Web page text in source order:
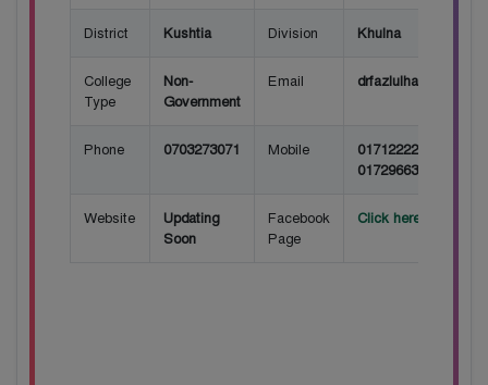
District Kushtia Division Khulna
College
Type
Non-
Government
Email
Phone 0703273071 Mobile
01712222689,
01729663927
Website
Updating
Soon
Facebook
Page
Click here for